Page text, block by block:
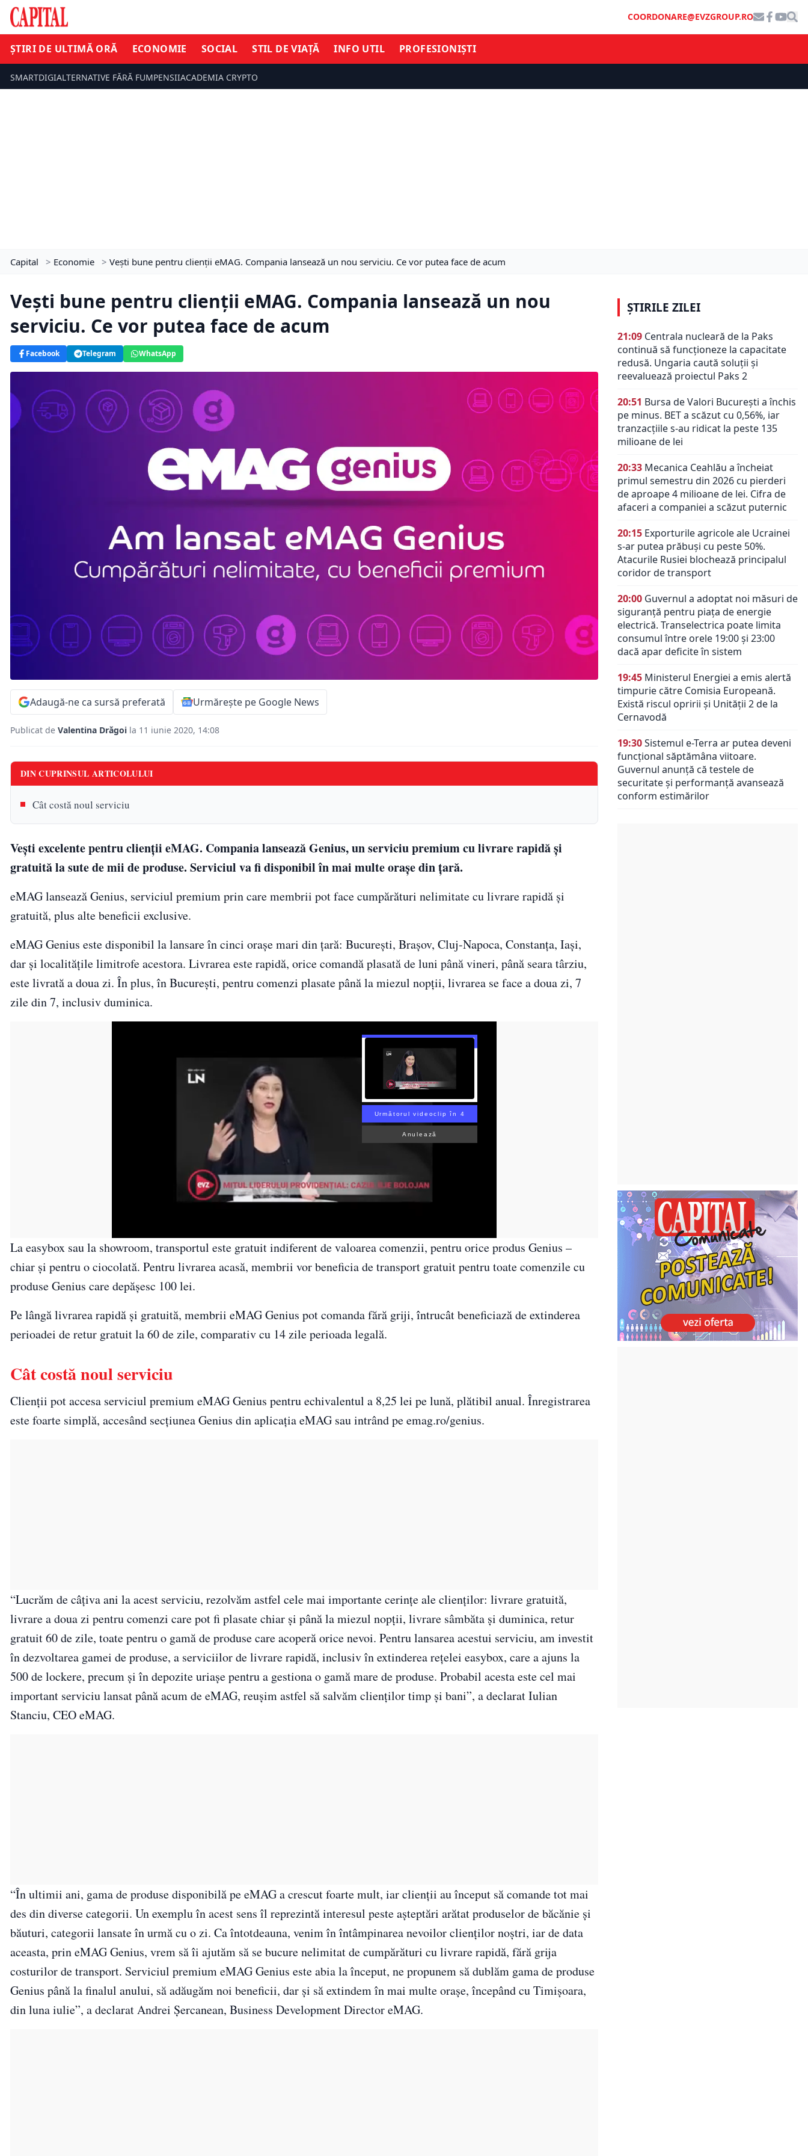
COORDONARE@EVZGROUP.RO
ȘTIRI DE ULTIMĂ ORĂ ECONOMIE SOCIAL STIL DE VIAȚĂ INFO UTIL PROFESIONIȘTI
SMARTDIGIALTERNATIVE FĂRĂ FUMPENSIIACADEMIA CRYPTO
Capital > Economie > Vești bune pentru clienții eMAG. Compania lansează un nou serviciu. Ce vor putea face de acum
Vești bune pentru clienții eMAG. Compania lansează un nou
serviciu. Ce vor putea face de acum
Facebook Telegram WhatsApp
Adaugă-ne ca sursă preferată Urmărește pe Google News
Publicat de Valentina Drăgoi la 11 iunie 2020, 14:08
DIN CUPRINSUL ARTICOLULUI
Cât costă noul serviciu
Vești excelente pentru clienții eMAG. Compania lansează Genius, un serviciu premium cu livrare rapidă și
gratuită la sute de mii de produse. Serviciul va fi disponibil în mai multe orașe din țară.
eMAG lansează Genius, serviciul premium prin care membrii pot face cumpărături nelimitate cu livrare rapidă și
gratuită, plus alte beneficii exclusive.
eMAG Genius este disponibil la lansare în cinci orașe mari din țară: București, Brașov, Cluj-Napoca, Constanța, Iași,
dar și localitățile limitrofe acestora. Livrarea este rapidă, orice comandă plasată de luni până vineri, până seara târziu,
este livrată a doua zi. În plus, în București, pentru comenzi plasate până la miezul nopții, livrarea se face a doua zi, 7
zile din 7, inclusiv duminica.
Următorul videoclip în 3
Anulează
La easybox sau la showroom, transportul este gratuit indiferent de valoarea comenzii, pentru orice produs Genius –
chiar și pentru o ciocolată. Pentru livrarea acasă, membrii vor beneficia de transport gratuit pentru toate comenzile cu
produse Genius care depășesc 100 lei.
Pe lângă livrarea rapidă și gratuită, membrii eMAG Genius pot comanda fără griji, întrucât beneficiază de extinderea
perioadei de retur gratuit la 60 de zile, comparativ cu 14 zile perioada legală.
Cât costă noul serviciu
Clienții pot accesa serviciul premium eMAG Genius pentru echivalentul a 8,25 lei pe lună, plătibil anual. Înregistrarea
este foarte simplă, accesând secțiunea Genius din aplicația eMAG sau intrând pe emag.ro/genius.
“Lucrăm de câțiva ani la acest serviciu, rezolvăm astfel cele mai importante cerințe ale clienților: livrare gratuită,
livrare a doua zi pentru comenzi care pot fi plasate chiar și până la miezul nopții, livrare sâmbăta și duminica, retur
gratuit 60 de zile, toate pentru o gamă de produse care acoperă orice nevoi. Pentru lansarea acestui serviciu, am investit
în dezvoltarea gamei de produse, a serviciilor de livrare rapidă, inclusiv în extinderea rețelei easybox, care a ajuns la
500 de lockere, precum și în depozite uriașe pentru a gestiona o gamă mare de produse. Probabil acesta este cel mai
important serviciu lansat până acum de eMAG, reușim astfel să salvăm clienților timp și bani”, a declarat Iulian
Stanciu, CEO eMAG.
“În ultimii ani, gama de produse disponibilă pe eMAG a crescut foarte mult, iar clienții au început să comande tot mai
des din diverse categorii. Un exemplu în acest sens îl reprezintă interesul peste așteptări arătat produselor de băcănie și
băuturi, categorii lansate în urmă cu o zi. Ca întotdeauna, venim în întâmpinarea nevoilor clienților noștri, iar de data
aceasta, prin eMAG Genius, vrem să îi ajutăm să se bucure nelimitat de cumpărături cu livrare rapidă, fără grija
costurilor de transport. Serviciul premium eMAG Genius este abia la început, ne propunem să dublăm gama de produse
Genius până la finalul anului, să adăugăm noi beneficii, dar și să extindem în mai multe orașe, începând cu Timișoara,
din luna iulie”, a declarat Andrei Șercanean, Business Development Director eMAG.
ȘTIRILE ZILEI
21:09 Centrala nucleară de la Paks
continuă să funcționeze la capacitate
redusă. Ungaria caută soluții și
reevaluează proiectul Paks 2
20:51 Bursa de Valori București a închis
pe minus. BET a scăzut cu 0,56%, iar
tranzacțiile s-au ridicat la peste 135
milioane de lei
20:33 Mecanica Ceahlău a încheiat
primul semestru din 2026 cu pierderi
de aproape 4 milioane de lei. Cifra de
afaceri a companiei a scăzut puternic
20:15 Exporturile agricole ale Ucrainei
s-ar putea prăbuși cu peste 50%.
Atacurile Rusiei blochează principalul
coridor de transport
20:00 Guvernul a adoptat noi măsuri de
siguranță pentru piața de energie
electrică. Transelectrica poate limita
consumul între orele 19:00 și 23:00
dacă apar deficite în sistem
19:45 Ministerul Energiei a emis alertă
timpurie către Comisia Europeană.
Există riscul opririi și Unității 2 de la
Cernavodă
19:30Sistemul e-Terra ar putea deveni
funcțional săptămâna viitoare.
Guvernul anunță că testele de
securitate și performanță avansează
conform estimărilor